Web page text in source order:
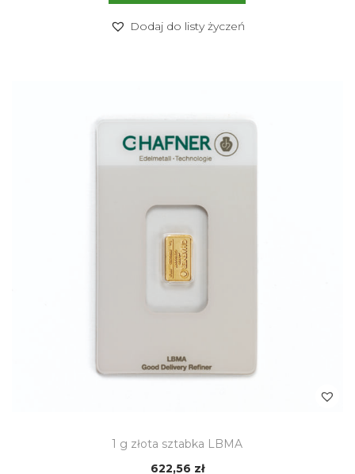
Dodaj do listy życzeń
1 g złota sztabka LBMA
622,56 zł